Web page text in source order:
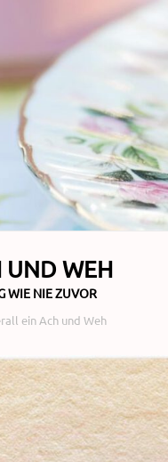
UND WEH
WIE NIE ZUVOR
ein Ach und Weh